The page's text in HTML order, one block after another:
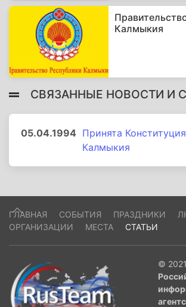
Калмыкия
СВЯЗАННЫЕ НОВОСТИ И
05.04.1994 Принята
Калмыкия
ГЛАВНАЯ СОБЫТИЯ ПРАЗДНИКИ
ОРГАНИЗАЦИИ
МЕСТА СТАТЬИ
© 2021